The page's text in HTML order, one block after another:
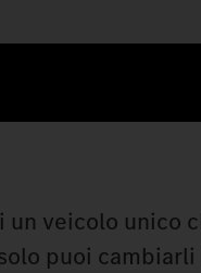
veicolo unico
puoi